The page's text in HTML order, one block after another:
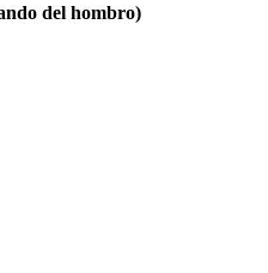
del hombro)